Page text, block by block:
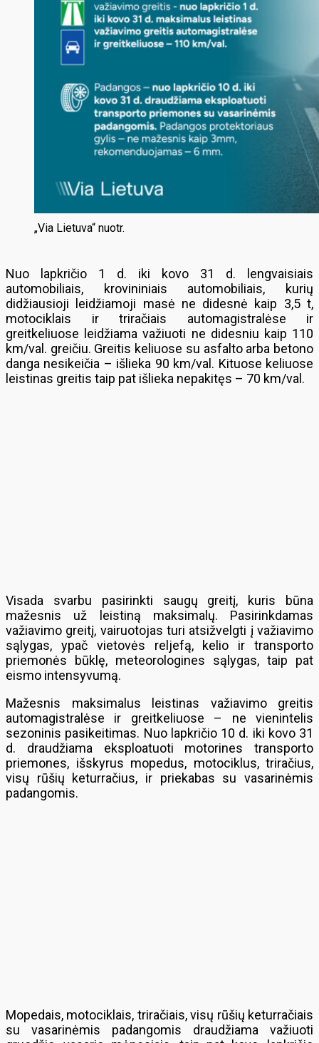
„Via Lietuva“ nuotr.
Nuo lapkričio 1 d. iki kovo 31 d. lengvaisiais
automobiliais, krovininiais automobiliais, kurių
didžiausioji leidžiamoji masė ne didesnė kaip 3,5 t,
motociklais ir triračiais automagistralėse ir
greitkeliuose leidžiama važiuoti ne didesniu kaip 110
km/val. greičiu. Greitis keliuose su asfalto arba betono
danga nesikeičia – išlieka 90 km/val. Kituose keliuose
leistinas greitis taip pat išlieka nepakitęs – 70 km/val.
Visada svarbu pasirinkti saugų greitį, kuris būna
mažesnis už leistiną maksimalų. Pasirinkdamas
važiavimo greitį, vairuotojas turi atsižvelgti į važiavimo
sąlygas, ypač vietovės reljefą, kelio ir transporto
priemonės būklę, meteorologines sąlygas, taip pat
eismo intensyvumą.
Mažesnis maksimalus leistinas važiavimo greitis
automagistralėse ir greitkeliuose – ne vienintelis
sezoninis pasikeitimas. Nuo lapkričio 10 d. iki kovo 31
d. draudžiama eksploatuoti motorines transporto
priemones, išskyrus mopedus, motociklus, triračius,
visų rūšių keturračius, ir priekabas su vasarinėmis
padangomis.
Mopedais, motociklais, triračiais, visų rūšių keturračiais
su vasarinėmis padangomis draudžiama važiuoti